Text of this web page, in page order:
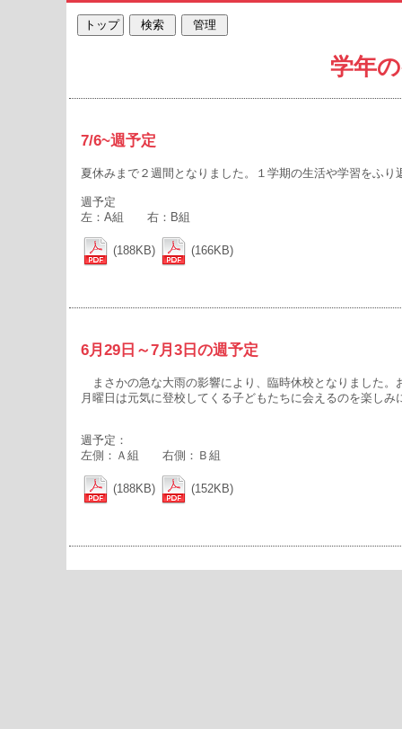
学年
7/6~週予定
夏休みまで２週間となりました。１学期の生活や学習をふ
週予定
左：A組 右：B組
(188KB) (166KB)
6月29日～7月3日の週予定
まさかの急な大雨の影響により、臨時休校となりました。
月曜日は元気に登校してくる子どもたちに会えるのを楽しみ
週予定：
左側：Ａ組 右側：Ｂ組
(188KB) (152KB)